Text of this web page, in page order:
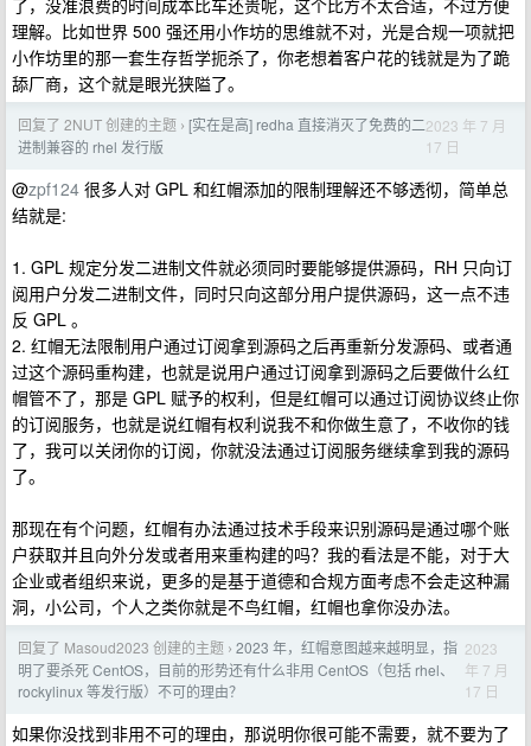
了，没准浪费的时间成本比车还贵呢，这个比方不太合适，不过方便
理解。比如世界 500 强还用小作坊的思维就不对，光是合规一项就把
小作坊里的那一套生存哲学扼杀了，你老想着客户花的钱就是为了跪
舔厂商，这个就是眼光狭隘了。
回复了 2NUT 创建的主题 › [实在是高] redha 直接消灭了免费的二
进制兼容的 rhel 发行版
2023 年 7 月
17 日
@zpf124 很多人对 GPL 和红帽添加的限制理解还不够透彻，简单总
结就是:
1. GPL 规定分发二进制文件就必须同时要能够提供源码，RH 只向订
阅用户分发二进制文件，同时只向这部分用户提供源码，这一点不违
反 GPL 。
2. 红帽无法限制用户通过订阅拿到源码之后再重新分发源码、或者通
过这个源码重构建，也就是说用户通过订阅拿到源码之后要做什么红
帽管不了，那是 GPL 赋予的权利，但是红帽可以通过订阅协议终止你
的订阅服务，也就是说红帽有权利说我不和你做生意了，不收你的钱
了，我可以关闭你的订阅，你就没法通过订阅服务继续拿到我的源码
了。
那现在有个问题，红帽有办法通过技术手段来识别源码是通过哪个账
户获取并且向外分发或者用来重构建的吗？我的看法是不能，对于大
企业或者组织来说，更多的是基于道德和合规方面考虑不会走这种漏
洞，小公司，个人之类你就是不鸟红帽，红帽也拿你没办法。
回复了 Masoud2023 创建的主题 › 2023 年，红帽意图越来越明显，指
明了要杀死 CentOS，目前的形势还有什么非用 CentOS（包括 rhel、
rockylinux 等发行版）不可的理由？
2023
年 7 月
17 日
如果你没找到非用不可的理由，那说明你很可能不需要，就不要为了